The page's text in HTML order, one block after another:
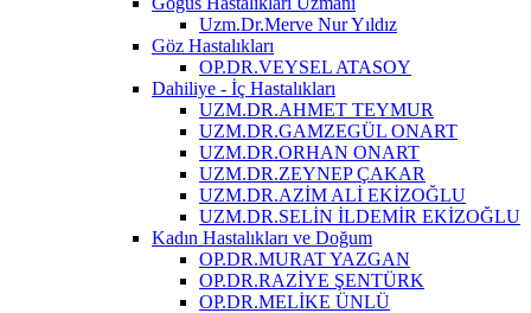
Uzm.Dr.Merve Nur Yıldız
Göz Hastalıkları
OP.DR.VEYSEL ATASOY
Dahiliye - İç Hastalıkları
UZM.DR.AHMET TEYMUR
UZM.DR.GAMZEGÜL ONART
UZM.DR.ORHAN ONART
UZM.DR.ZEYNEP ÇAKAR
UZM.DR.AZİM ALİ EKİZOĞLU
UZM.DR.SELİN İLDEMİR EKİZOĞLU
Kadın Hastalıkları ve Doğum
OP.DR.MURAT YAZGAN
OP.DR.RAZİYE ŞENTÜRK
OP.DR.MELİKE ÜNLÜ